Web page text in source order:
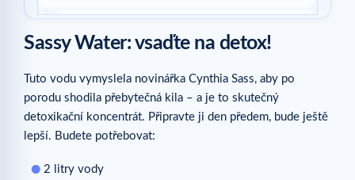
Související články
Sassy Water: vsaďte na detox!
Tuto vodu vymyslela novinářka Cynthia Sass, aby po
porodu shodila přebytečná kila – a je to skutečný
detoxikační koncentrát. Připravte ji den předem, bude ještě
lepší. Budete potřebovat:
2 litry vody